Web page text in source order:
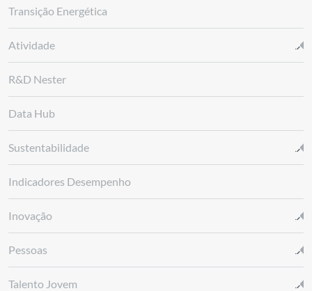
Transição Energética
Atividade
R&D Nester
Data Hub
Sustentabilidade
Indicadores Desempenho
Inovação
Pessoas
Talento Jovem